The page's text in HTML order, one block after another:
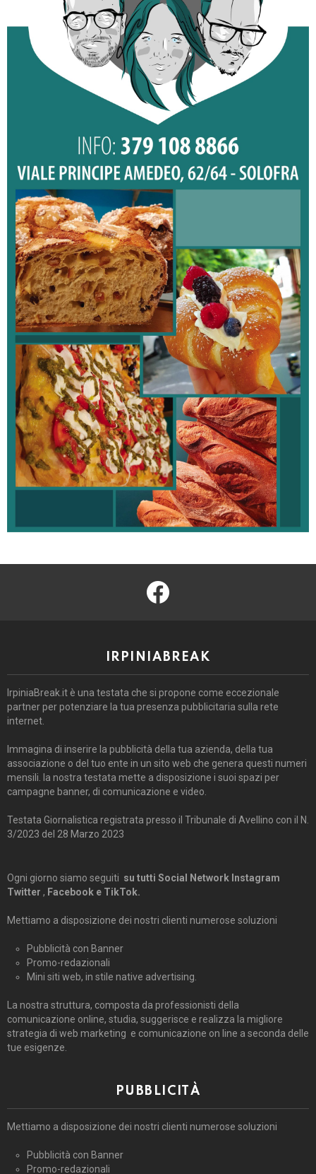
facebook
IRPINIABREAK
IrpiniaBreak.it è una testata che si propone come eccezionale
partner per potenziare la tua presenza pubblicitaria sulla rete
internet.
Immagina di inserire la pubblicità della tua azienda, della tua
associazione o del tuo ente in un sito web che genera questi numeri
mensili. la nostra testata mette a disposizione i suoi spazi per
campagne banner, di comunicazione e video.
Testata Giornalistica registrata presso il Tribunale di Avellino con il N.
3/2023 del 28 Marzo 2023
Ogni giorno siamo seguiti su tutti Social Network Instagram
Twitter , Facebook e TikTok.
Mettiamo a disposizione dei nostri clienti numerose soluzioni
Pubblicità con Banner
Promo-redazionali
Mini siti web, in stile native advertising.
La nostra struttura, composta da professionisti della
comunicazione online, studia, suggerisce e realizza la migliore
strategia di web marketing e comunicazione on line a seconda delle
tue esigenze.
PUBBLICITÀ
Mettiamo a disposizione dei nostri clienti numerose soluzioni
Pubblicità con Banner
Promo-redazionali